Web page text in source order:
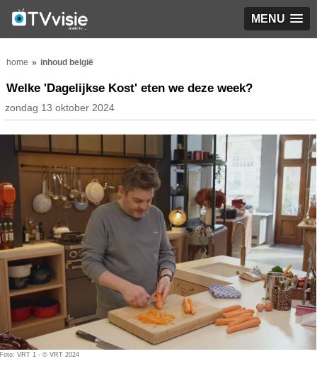
MENU
home inhoud belgië
Welke 'Dagelijkse Kost' eten we deze week?
zondag 13 oktober 2024
Foto: VRT 1 - © VRT 2024